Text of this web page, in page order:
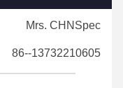
Mrs. CHNSpec
86--13732210605